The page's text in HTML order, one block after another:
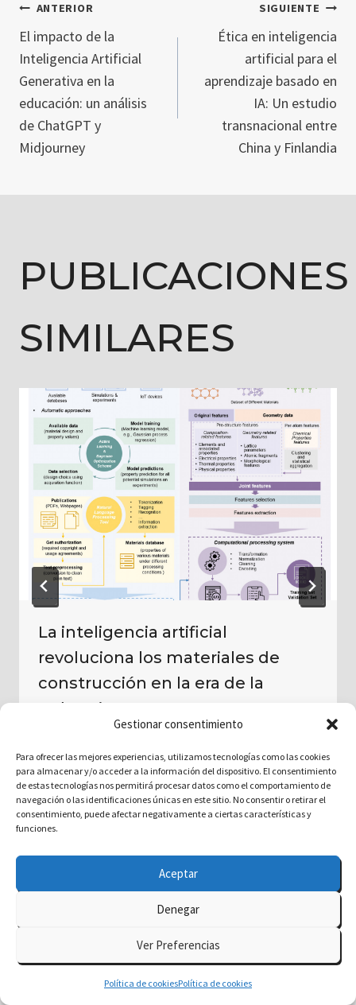
Gestionar consentimiento
Para ofrecer las mejores experiencias, utilizamos tecnologías como las cookies
para almacenar y/o acceder a la información del dispositivo. El consentimiento
de estas tecnologías nos permitirá procesar datos como el comportamiento de
navegación o las identificaciones únicas en este sitio. No consentir o retirar el
consentimiento, puede afectar negativamente a ciertas características y
funciones.
Aceptar
Denegar
Ver Preferencias
Política de cookiesPolítica de cookies
NAVEGACIÓN
DE
ENTRADAS
ANTERIOR
El impacto de la
Inteligencia Artificial
Generativa en la
educación: un análisis
de ChatGPT y
Midjourney
SIGUIENTE
Ética en inteligencia
artificial para el
aprendizaje basado en
IA: Un estudio
transnacional entre
China y Finlandia
PUBLICACIONES
SIMILARES
La inteligencia artificial
revoluciona los materiales de
construcción en la era de la
Industria 4.0
Kadence WP